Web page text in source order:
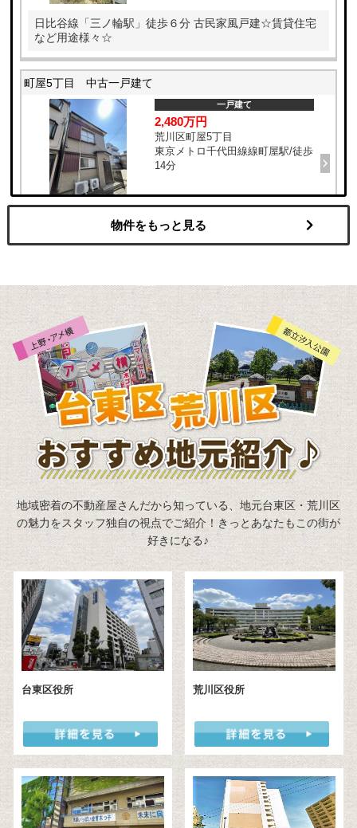
日比谷線「三ノ輪駅」徒歩６分 古民家風戸建☆賃貸住宅
など用途様々☆
一戸建て
2,480万円
荒川区町屋5丁目
東京メトロ千代田線線町屋駅/徒歩
14分
所有権の一戸建てです。 オーナーチェンジ物件!!投資用と
しても、将来の為に所有もおススメ!!
町屋5丁目 中古一戸建て
一戸建て
3,280万円
台東区浅草5丁目
つくばエクスプレス線浅草駅/徒歩
12分
☆人気の浅草エリア☆ 現況空室により居住用、投資用、
倉庫、土地としてご活用頂けます！
マンション
22,800万円
中央区月島1丁目
都営大江戸線線月島駅/徒歩2分
☆ご内覧可能・眺望良好２６階・月島駅まで徒歩２分・
共用施設充実・ペット可
MID TOWER GRAND
マンション
台東区松が谷2丁目 28-10
つくばエクスプレス線浅草駅/徒歩
7分
11路線使える『上野』駅も生活圏。出張・旅行派にも便
利アクセス良好／南向き×3方角部屋／70平米超／ペット
可
グランシティ上野松が谷
物件をもっと見る
地域密着の不動産屋さんだから知っている、地元台東区・荒川区
の魅力をスタッフ独自の視点でご紹介！きっとあなたもこの街が
好きになる♪